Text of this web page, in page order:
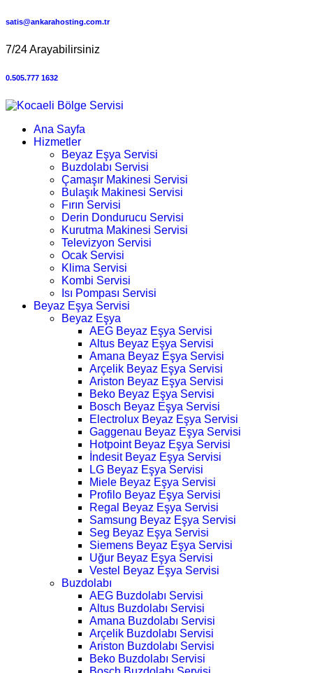
satis@ankarahosting.com.tr
7/24 Arayabilirsiniz
0.505.777 1632
Ana Sayfa
Hizmetler
Beyaz Eşya Servisi
Buzdolabı Servisi
Çamaşır Makinesi Servisi
Bulaşık Makinesi Servisi
Fırın Servisi
Derin Dondurucu Servisi
Kurutma Makinesi Servisi
Televizyon Servisi
Ocak Servisi
Klima Servisi
Kombi Servisi
Isı Pompası Servisi
Beyaz Eşya Servisi
Beyaz Eşya
AEG Beyaz Eşya Servisi
Altus Beyaz Eşya Servisi
Amana Beyaz Eşya Servisi
Arçelik Beyaz Eşya Servisi
Ariston Beyaz Eşya Servisi
Beko Beyaz Eşya Servisi
Bosch Beyaz Eşya Servisi
Electrolux Beyaz Eşya Servisi
Gaggenau Beyaz Eşya Servisi
Hotpoint Beyaz Eşya Servisi
İndesit Beyaz Eşya Servisi
LG Beyaz Eşya Servisi
Miele Beyaz Eşya Servisi
Profilo Beyaz Eşya Servisi
Regal Beyaz Eşya Servisi
Samsung Beyaz Eşya Servisi
Seg Beyaz Eşya Servisi
Siemens Beyaz Eşya Servisi
Uğur Beyaz Eşya Servisi
Vestel Beyaz Eşya Servisi
Buzdolabı
AEG Buzdolabı Servisi
Altus Buzdolabı Servisi
Amana Buzdolabı Servisi
Arçelik Buzdolabı Servisi
Ariston Buzdolabı Servisi
Beko Buzdolabı Servisi